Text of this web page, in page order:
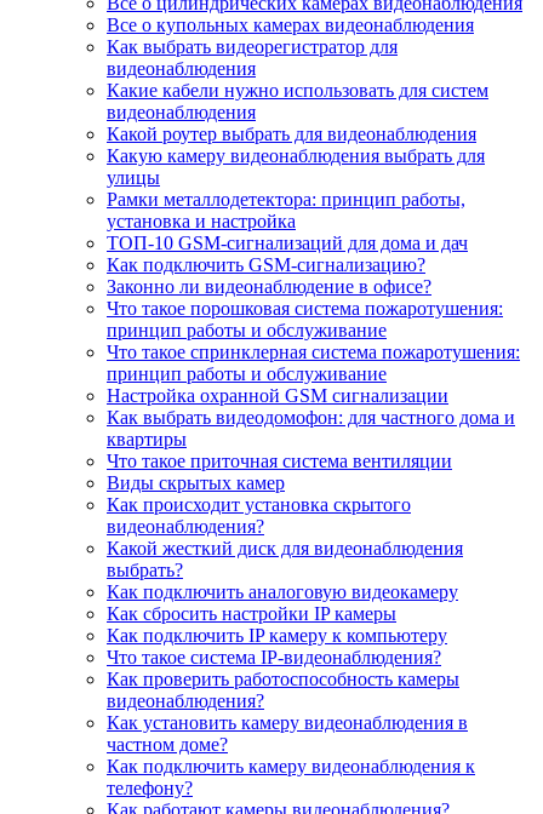
Все о купольных камерах видеонаблюдения
Как выбрать видеорегистратор для
видеонаблюдения
Какие кабели нужно использовать для систем
видеонаблюдения
Какой роутер выбрать для видеонаблюдения
Какую камеру видеонаблюдения выбрать для
улицы
Рамки металлодетектора: принцип работы,
установка и настройка
ТОП-10 GSM-сигнализаций для дома и дач
Как подключить GSM-сигнализацию?
Законно ли видеонаблюдение в офисе?
Что такое порошковая система пожаротушения:
принцип работы и обслуживание
Что такое спринклерная система пожаротушения:
принцип работы и обслуживание
Настройка охранной GSM сигнализации
Как выбрать видеодомофон: для частного дома и
квартиры
Что такое приточная система вентиляции
Виды скрытых камер
Как происходит установка скрытого
видеонаблюдения?
Какой жесткий диск для видеонаблюдения
выбрать?
Как подключить аналоговую видеокамеру
Как сбросить настройки IP камеры
Как подключить IP камеру к компьютеру
Что такое система IP-видеонаблюдения?
Как проверить работоспособность камеры
видеонаблюдения?
Как установить камеру видеонаблюдения в
частном доме?
Как подключить камеру видеонаблюдения к
телефону?
Как работают камеры видеонаблюдения?